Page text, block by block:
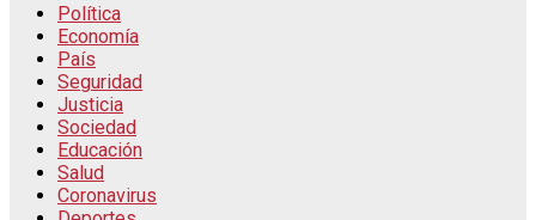
Política
Economía
País
Seguridad
Justicia
Sociedad
Educación
Salud
Coronavirus